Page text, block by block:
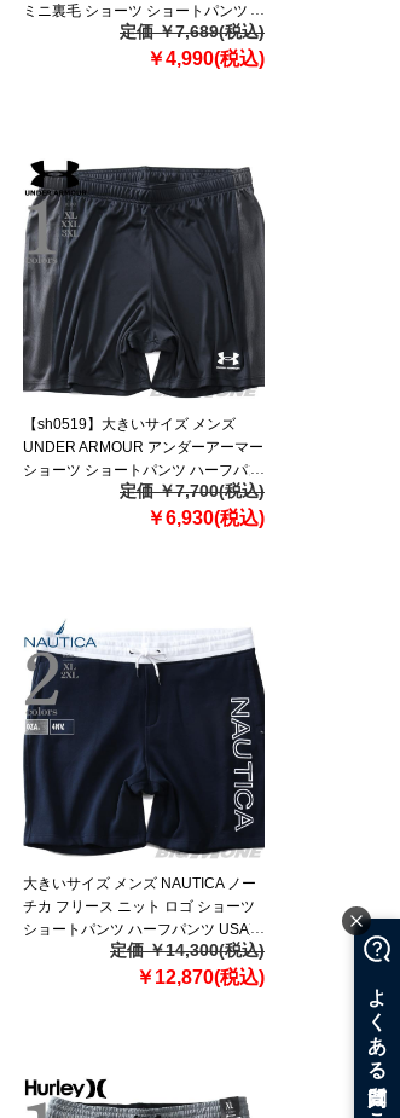
ミニ裏毛 ショーツ ショートパンツ
ハーフパンツ lc339-244定価 ￥7,689(税込)
￥4,990(税込)
【sh0519】大きいサイズ メンズ
UNDER ARMOUR アンダーアーマー
ショーツ ショートパンツ ハーフパン
ツ Challenger Knit Shorts USA直輸
定価 ￥7,700(税込)
￥6,930(税込)
大きいサイズ メンズ NAUTICA ノー
チカ フリース ニット ロゴ ショーツ
ショートパンツ ハーフパンツ USA直
定価 ￥14,300(税込)
￥12,870(税込)